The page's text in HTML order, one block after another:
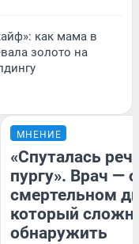
как мама в
золото на
МНЕНИЕ
«Спуталась
пургу». Врач — о
смертельном
который
обнаружить